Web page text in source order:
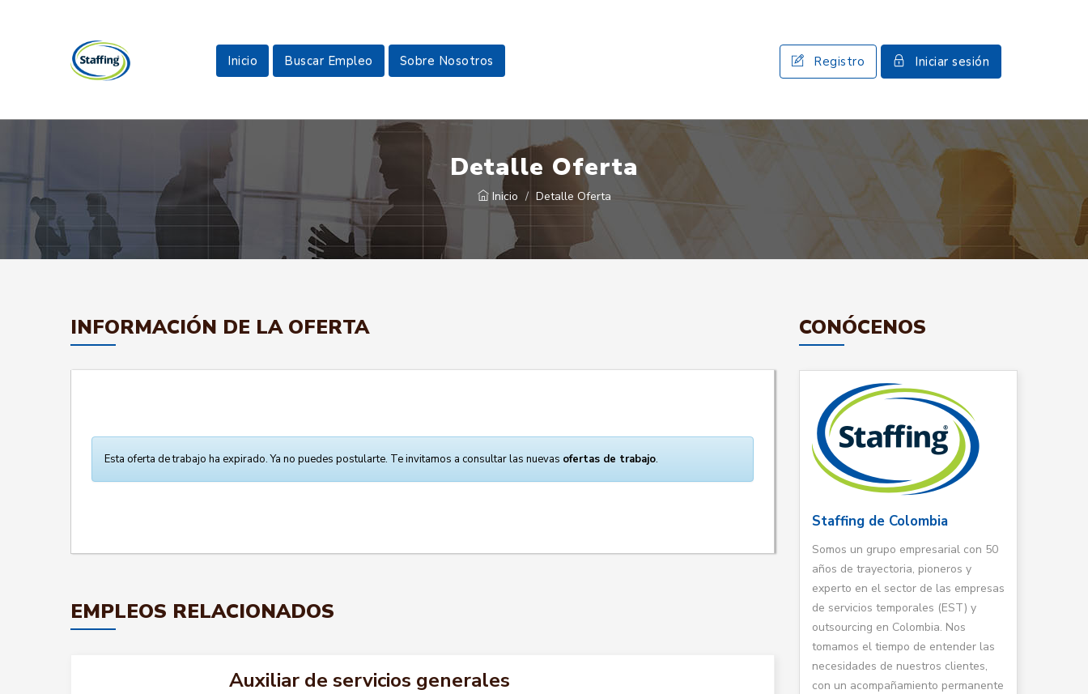
Inicio Buscar Empleo Sobre Nosotros Registro Iniciar sesión
Detalle Oferta
Inicio Detalle Oferta
INFORMACIÓN DE LA OFERTA
Esta oferta de trabajo ha expirado. Ya no puedes postularte. Te invitamos a consultar las nuevas ofertas de trabajo.
EMPLEOS RELACIONADOS
Auxiliar de servicios generales
CONÓCENOS
Staffing de Colombia
Somos un grupo empresarial con 50
años de trayectoria, pioneros y
experto en el sector de las empresas
de servicios temporales (EST) y
outsourcing en Colombia. Nos
tomamos el tiempo de entender las
necesidades de nuestros clientes,
con un acompañamiento permanente